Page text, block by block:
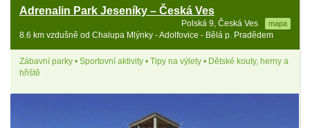
Adrenalin Park Jeseníky – Česká Ves
Polská 9, Česká Ves mapa
8.6 km vzdušně od Chalupa Mlýnky - Adolfovice - Bělá p. Pradědem
Zábavní parky • Sportovní aktivity • Tipy na výlety • Dětské kouty, herny a
hřiště